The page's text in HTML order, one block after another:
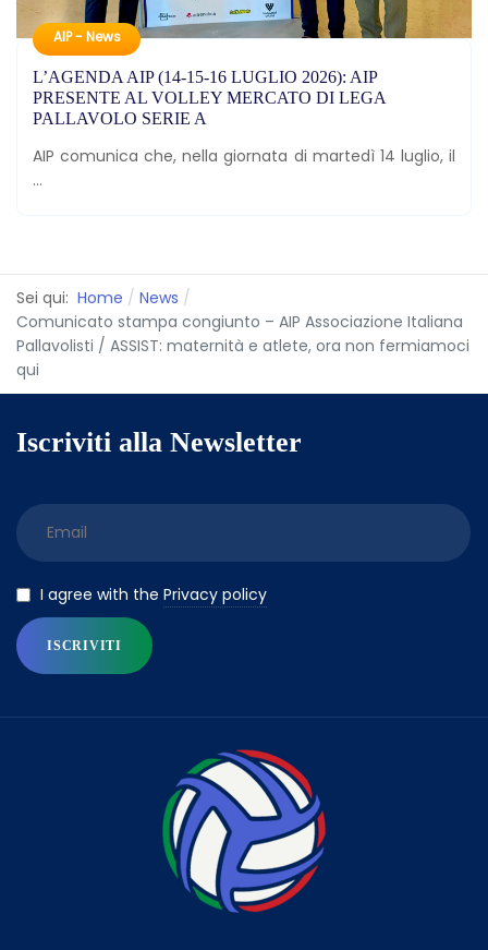
AIP - News
L’AGENDA AIP (14-15-16 LUGLIO 2026): AIP
PRESENTE AL VOLLEY MERCATO DI LEGA
PALLAVOLO SERIE A
AIP comunica che, nella giornata di martedì 14 luglio, il
...
Sei qui: Home
News
Comunicato stampa congiunto – AIP Associazione Italiana
Pallavolisti / ASSIST: maternità e atlete, ora non fermiamoci
qui
Iscriviti alla Newsletter
I agree with the Privacy policy